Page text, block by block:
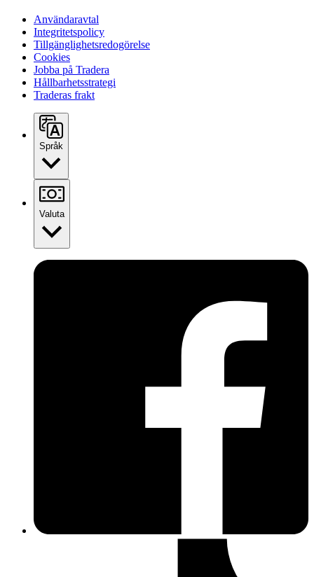
Användaravtal
Integritetspolicy
Tillgänglighetsredogörelse
Cookies
Jobba på Tradera
Hållbarhetsstrategi
Traderas frakt
Språk
Valuta